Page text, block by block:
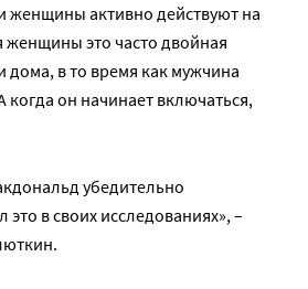
женщины активно действуют на
женщины это часто двойная
дома, в то время как мужчина
когда он начинает включаться,
убедительно
в своих исследованиях», –